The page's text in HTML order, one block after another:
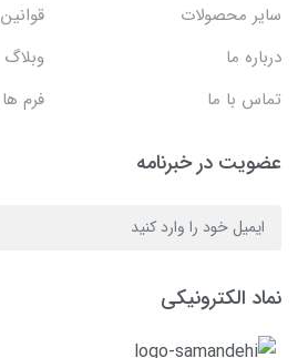
سایر محصولات
قوانین
درباره ما
وبلاگ
تماس با ما
فرم ها
عضویت در خبرنامه
نماد الکترونیکی